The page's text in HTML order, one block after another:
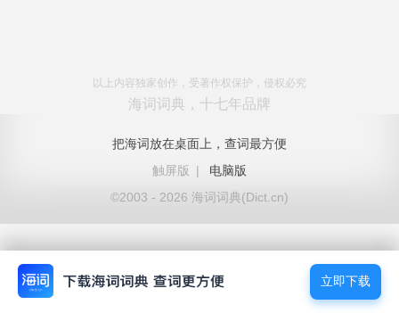
以上内容独家创作，受著作权保护，侵权必究
海词词典，十七年品牌
把海词放在桌面上，查词最方便
触屏版
|
电脑版
©2003 - 2026 海词词典(Dict.cn)
立即下载
立即下载